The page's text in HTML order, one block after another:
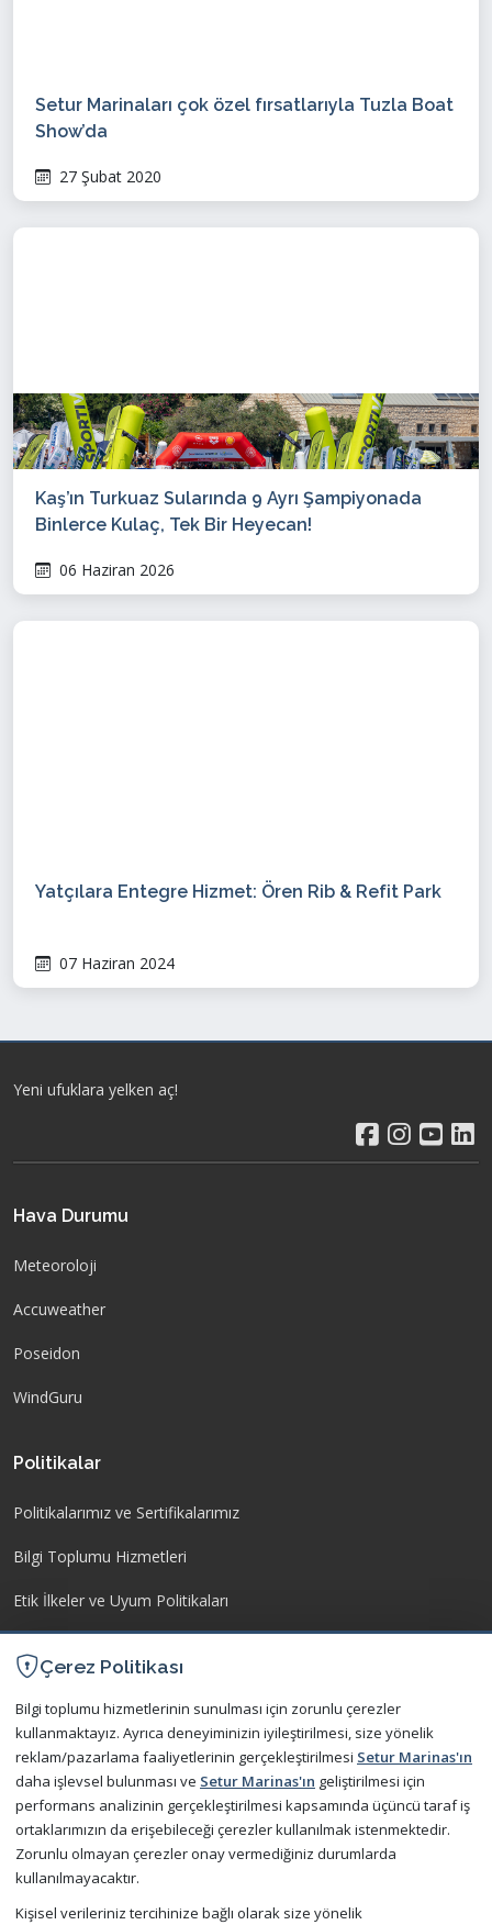
Setur Marinaları çok özel fırsatlarıyla Tuzla Boat
Show’da
27 Şubat 2020
Kaş’ın Turkuaz Sularında 9 Ayrı Şampiyonada
Binlerce Kulaç, Tek Bir Heyecan!
06 Haziran 2026
Yatçılara Entegre Hizmet: Ören Rib & Refit Park
07 Haziran 2024
Yeni ufuklara yelken aç!
Hava Durumu
Meteoroloji
Accuweather
Poseidon
WindGuru
Politikalar
Politikalarımız ve Sertifikalarımız
Bilgi Toplumu Hizmetleri
Etik İlkeler ve Uyum Politikaları
İletişim
Bize Ulaşın
Sıkça Sorulan Sorular
Şimdi Mobil Uygulamamızı Ücretsiz Deneyin
Çerez Politikası
Bilgi toplumu hizmetlerinin sunulması için zorunlu çerezler
kullanmaktayız. Ayrıca deneyiminizin iyileştirilmesi, size yönelik
reklam/pazarlama faaliyetlerinin gerçekleştirilmesi Setur Marinas'ın
daha işlevsel bulunması ve Setur Marinas'ın geliştirilmesi için
performans analizinin gerçekleştirilmesi kapsamında üçüncü taraf iş
ortaklarımızın da erişebileceği çerezler kullanılmak istenmektedir.
Zorunlu olmayan çerezler onay vermediğiniz durumlarda
kullanılmayacaktır.
Kişisel verileriniz tercihinize bağlı olarak size yönelik